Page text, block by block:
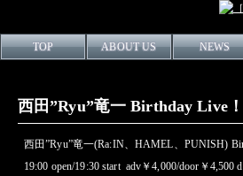
TOP ABOUT US NEWS
西田”Ryu”竜一 Birthday Live
西田”Ryu”竜一(Ra:IN、HAMEL、PUNISH)
19:00 open/19:30 start adv￥4,000/door￥4,500